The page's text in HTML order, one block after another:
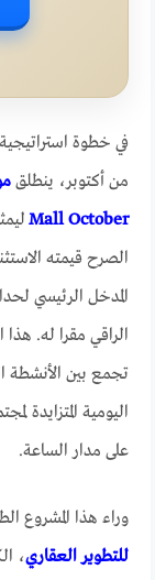
في خطوة
من أكتوبر، ينطلق
Mall October
الصرح قيمته
المدخل الرئيسي
الراقي مقرا له.
تجمع بين الأنشطة
اليومية
على مدار الساعة.
وراء هذا المشروع
للتطوير العقاري،